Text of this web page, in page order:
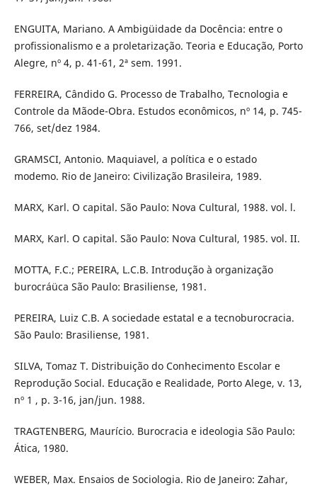
ENGUITA, Mariano. A Ambigüidade da Docência: entre o
profissionalismo e a proletarização. Teoria e Educação, Porto
Alegre, nº 4, p. 41-61, 2ª sem. 1991.
FERREIRA, Cândido G. Processo de Trabalho, Tecnologia e
Controle da Mãode-Obra. Estudos econômicos, nº 14, p. 745-
766, set/dez 1984.
GRAMSCI, Antonio. Maquiavel, a política e o estado
modemo. Rio de Janeiro: Civilização Brasileira, 1989.
MARX, Karl. O capital. São Paulo: Nova Cultural, 1988. vol. l.
MARX, Karl. O capital. São Paulo: Nova Cultural, 1985. vol. II.
MOTTA, F.C.; PEREIRA, L.C.B. Introdução à organização
burocráüca São Paulo: Brasiliense, 1981.
PEREIRA, Luiz C.B. A sociedade estatal e a tecnoburocracia.
São Paulo: Brasiliense, 1981.
SILVA, Tomaz T. Distribuição do Conhecimento Escolar e
Reprodução Social. Educação e Realidade, Porto Alege, v. 13,
nº 1 , p. 3-16, jan/jun. 1988.
TRAGTENBERG, Maurício. Burocracia e ideologia São Paulo:
Ática, 1980.
WEBER, Max. Ensaios de Sociologia. Rio de Janeiro: Zahar,